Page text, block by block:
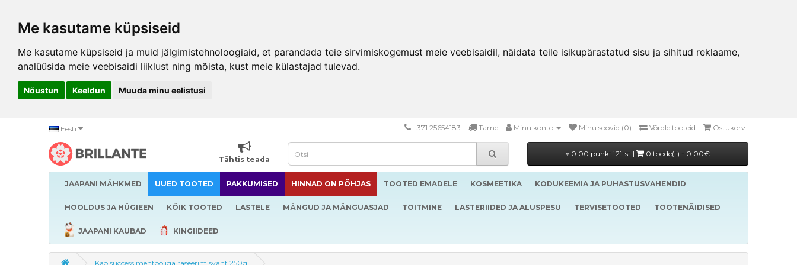
Me kasutame küpsiseid
Me kasutame küpsiseid ja muid jälgimistehnoloogiaid, et parandada teie sirvimiskogemust meie veebisaidil, näidata teile isikupärastatud sisu ja sihitud reklaame,
analüüsida meie veebisaidi liiklust ning mõista, kust meie külastajad tulevad.
Nõustun Keeldun Muuda minu eelistusi
Eesti +371 25654183 Tarne Minu konto Minu soovid (0) Võrdle tooteid Ostukorv
Tähtis teada
0.00 punkti 21-st | 0 toode(t) - 0.00€
JAAPANI MÄHKMED UUED TOOTED PAKKUMISED HINNAD ON PÕHJAS TOOTED EMADELE KOSMEETIKA KODUKEEMIA JA PUHASTUSVAHENDID
HOOLDUS JA HÜGIEEN KÕIK TOOTED LASTELE MÄNGUD JA MÄNGUASJAD TOITMINE LASTERIIDED JA ALUSPESU TERVISETOOTED TOOTENÄIDISED
JAAPANI KAUBAD KINGIIDEED
Kao success mentooliga raseerimisvaht 250g